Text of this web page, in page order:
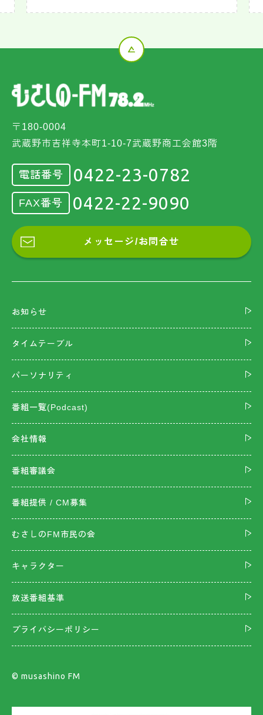
〒180-0004
武蔵野市吉祥寺本町1-10-7武蔵野商工会館3階
電話番号 0422-23-0782
FAX番号 0422-22-9090
メッセージ/お問合せ
お知らせ
タイムテーブル
パーソナリティ
番組一覧(Podcast)
会社情報
番組審議会
番組提供 / CM募集
むさしのFM市民の会
キャラクター
放送番組基準
プライバシーポリシー
©︎ musashino FM